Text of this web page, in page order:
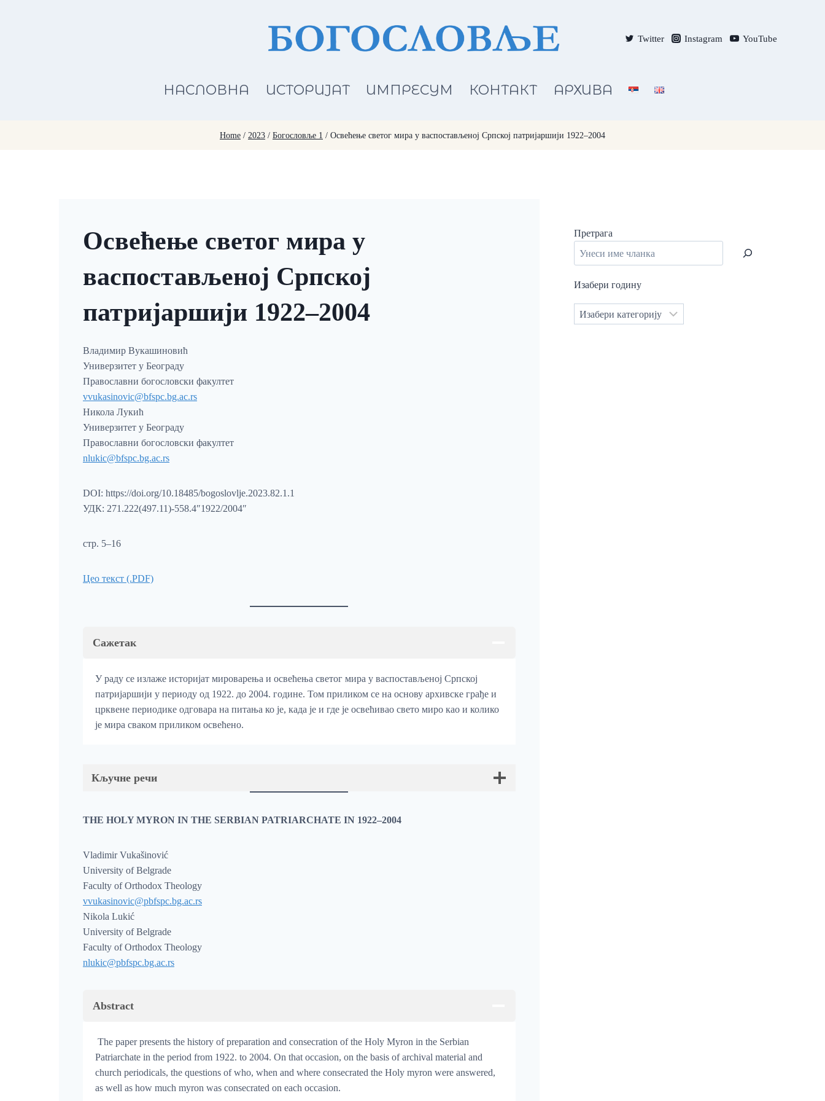
Twitter Instagram YouTube
НАСЛОВНА ИСТОРИЈАТ ИМПРЕСУМ КОНТАКТ АРХИВА
Home / 2023 / Богословље 1 / Освећење светог мира у васпостављеној Српској патријаршији 1922–2004
Освећење светог мира у
васпостављеној Српској
патријаршији 1922–2004
Владимир Вукашиновић
Универзитет у Београду
Православни богословски факултет
vvukasinovic@bfspc.bg.ac.rs
Никола Лукић
Универзитет у Београду
Православни богословски факултет
nlukic@bfspc.bg.ac.rs
DOI: https://doi.org/10.18485/bogoslovlje.2023.82.1.1
УДК: 271.222(497.11)-558.4″1922/2004″
стр. 5–16
Цео текст (.PDF)
Сажетак
У раду се излаже историјат мироварења и освећења светог мира у васпостављеној Српској
патријаршији у периоду од 1922. до 2004. године. Том приликом се на основу архивске грађе и
црквене периодике одговара на питања ко је, када је и где је освећивао свето миро као и колико
је мира сваком приликом освећено.
Кључне речи
THE HOLY MYRON IN THE SERBIAN PATRIARCHATE IN 1922–2004
Vladimir Vukašinović
University of Belgrade
Faculty of Orthodox Theology
vvukasinovic@pbfspc.bg.ac.rs
Nikola Lukić
University of Belgrade
Faculty of Orthodox Theology
nlukic@pbfspc.bg.ac.rs
Abstract
The paper presents the history of preparation and consecration of the Holy Myron in the Serbian
Patriarchate in the period from 1922. to 2004. On that occasion, on the basis of archival material and
church periodicals, the questions of who, when and where consecrated the Holy myron were answered,
as well as how much myron was consecrated on each occasion.
Претрага
Изабери годину
Категорије